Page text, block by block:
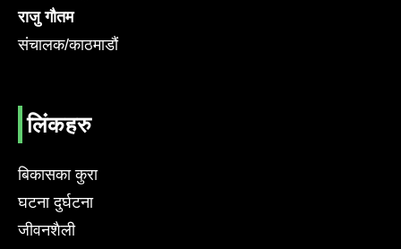
राजु गौतम
संचालक/काठमाडौं
लिंकहरु
बिकासका कुरा
घटना दुर्घटना
जीवनशैली